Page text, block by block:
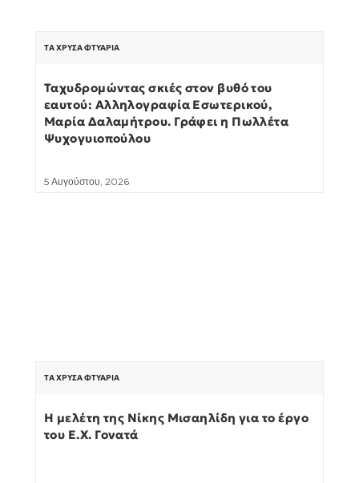
ΤΑ ΧΡΥΣΆ ΦΤΥΆΡΙΑ
Ταχυδρομώντας σκιές στον βυθό του
εαυτού: Αλληλογραφία Εσωτερικού,
Μαρία Δαλαμήτρου. Γράφει η Πωλλέτα
Ψυχογυιοπούλου
5 Αυγούστου, 2026
ΤΑ ΧΡΥΣΆ ΦΤΥΆΡΙΑ
Η μελέτη της Νίκης Μισαηλίδη για το έργο
του Ε.Χ. Γονατά